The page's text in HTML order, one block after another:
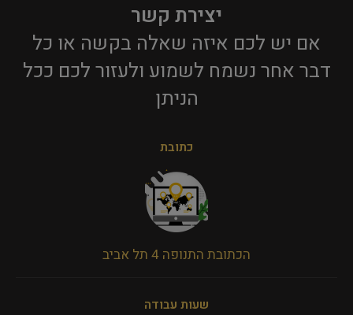
יצירת קשר
אם יש לכם איזה שאלה בקשה או כל
דבר אחר נשמח לשמוע ולעזור לכם ככל
הניתן​
כתובת
הכתובת התנופה 4 תל אביב
שעות עבודה